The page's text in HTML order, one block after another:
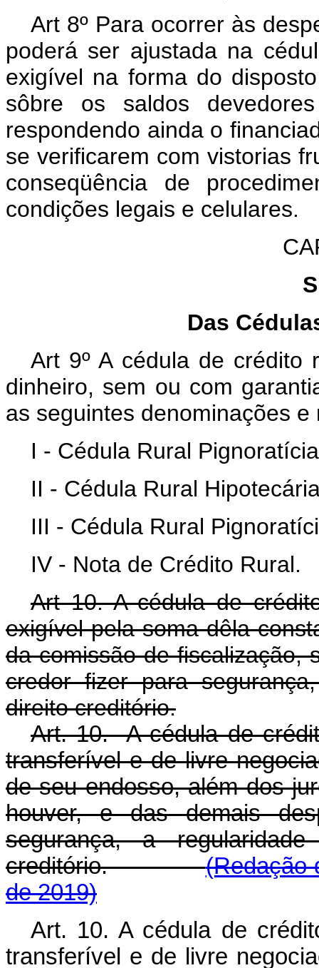
Art 8º Para ocorrer às
poderá ser ajustada na
exigível na forma do
sôbre os saldos
respondendo ainda o
se verificarem com vistorias
conseqüência de
condições legais e celulares.
Das
Art 9º A cédula de crédito
dinheiro, sem ou com
as seguintes denominações e
I - Cédula Rural
II - Cédula Rural
III - Cédula Rural
IV - Nota de Crédito Rural.
Art 10. A cédula de
exigível pela soma dêla
da comissão de fiscalização,
credor fizer para
direito creditório.
Art. 10. A cédula de
transferível e de livre
de seu endosso, além dos
houver, e das demais
segurança, a
creditório.(Redação
de 2019)
Art. 10. A cédula de
transferível e de livre